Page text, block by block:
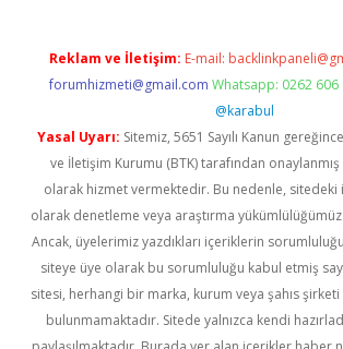
Reklam ve İletişim: E-mail:
forumhizmeti@gmail.com Whatsapp: 0262 606
@karabul
Yasal Uyarı: Sitemiz, 5651 Sayılı Kanun
ve İletişim Kurumu (BTK) tarafından onaylanmış
olarak hizmet vermektedir. Bu nedenle,
olarak denetleme veya araştırma
Ancak, üyelerimiz yazdıkları içeriklerin
siteye üye olarak bu sorumluluğu kabul etmiş
sitesi, herhangi bir marka, kurum veya şahıs şirketi
bulunmamaktadır. Sitede yalnızca kendi